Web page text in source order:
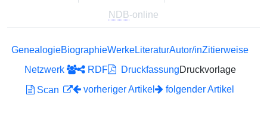
NDB-online
GenealogieBiographieWerkeLiteraturAutor/inZitierweise
Netzwerk
RDF DruckfassungDruckvorlage
Scan
vorheriger Artikel folgender Artikel